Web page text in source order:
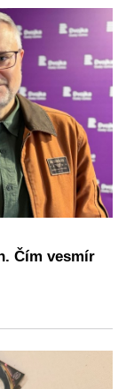
Čím vesmír